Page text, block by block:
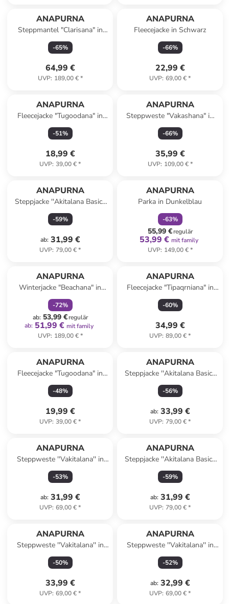
ANAPURNA
Steppmantel "Clarisana" in
Schwarz
-65%
64,99 €
UVP: 189,00 €*
ANAPURNA
Fleecejacke in Schwarz
-66%
22,99 €
UVP: 69,00 €*
ANAPURNA
Fleecejacke "Tugoodana" in
Braun
-51%
18,99 €
UVP: 39,00 €*
ANAPURNA
Steppweste "Vakashana" in
Khaki
-66%
35,99 €
UVP: 109,00 €*
ANAPURNA
Steppjacke ''Akitalana Basic''
in Pink
-59%
ab: 31,99 €
UVP: 79,00 €*
ANAPURNA
Parka in Dunkelblau
-63%
55,99 €regulär
53,99 € mit family
UVP: 149,00 €*
ANAPURNA
Winterjacke "Beachana" in
Grau
-72%
ab: 53,99 €regulär
ab: 51,99 € mit family
UVP: 189,00 €*
ANAPURNA
Fleecejacke "Tipaqrniana" in
Grün
-60%
34,99 €
UVP: 89,00 €*
ANAPURNA
Fleecejacke "Tugoodana" in
Grün
-48%
19,99 €
UVP: 39,00 €*
ANAPURNA
Steppjacke ''Akitalana Basic''
in Rot
-56%
ab: 33,99 €
UVP: 79,00 €*
ANAPURNA
Steppweste ''Vakitalana'' in
Kamel
-53%
ab: 31,99 €
UVP: 69,00 €*
ANAPURNA
Steppjacke ''Akitalana Basic''
in Schwarz
-59%
ab: 31,99 €
UVP: 79,00 €*
ANAPURNA
Steppweste ''Vakitalana'' in
Schwarz
-50%
33,99 €
UVP: 69,00 €*
ANAPURNA
Steppweste ''Vakitalana'' in
Taupe
-52%
ab: 32,99 €
UVP: 69,00 €*